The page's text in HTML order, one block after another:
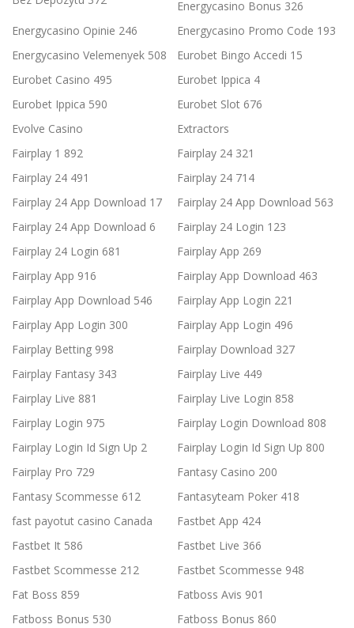
Energycasino Bonus 326
Energycasino Opinie 246
Energycasino Promo Code 193
Energycasino Velemenyek 508
Eurobet Bingo Accedi 15
Eurobet Casino 495
Eurobet Ippica 4
Eurobet Ippica 590
Eurobet Slot 676
Evolve Casino
Extractors
Fairplay 1 892
Fairplay 24 321
Fairplay 24 491
Fairplay 24 714
Fairplay 24 App Download 17
Fairplay 24 App Download 563
Fairplay 24 App Download 6
Fairplay 24 Login 123
Fairplay 24 Login 681
Fairplay App 269
Fairplay App 916
Fairplay App Download 463
Fairplay App Download 546
Fairplay App Login 221
Fairplay App Login 300
Fairplay App Login 496
Fairplay Betting 998
Fairplay Download 327
Fairplay Fantasy 343
Fairplay Live 449
Fairplay Live 881
Fairplay Live Login 858
Fairplay Login 975
Fairplay Login Download 808
Fairplay Login Id Sign Up 2
Fairplay Login Id Sign Up 800
Fairplay Pro 729
Fantasy Casino 200
Fantasy Scommesse 612
Fantasyteam Poker 418
fast payotut casino Canada
Fastbet App 424
Fastbet It 586
Fastbet Live 366
Fastbet Scommesse 212
Fastbet Scommesse 948
Fat Boss 859
Fatboss Avis 901
Fatboss Bonus 530
Fatboss Bonus 860